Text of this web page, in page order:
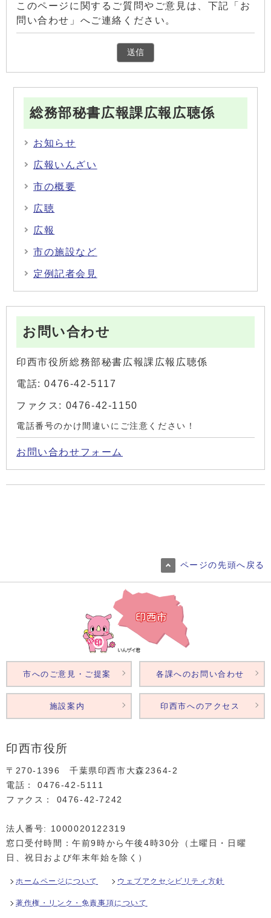
このページに関するご質問やご意見は、下記「お
問い合わせ」へご連絡ください。
総務部秘書広報課広報広聴係
お知らせ
広報いんざい
市の概要
広聴
広報
市の施設など
定例記者会見
お問い合わせ
印西市役所総務部秘書広報課広報広聴係
電話: 0476-42-5117
ファクス: 0476-42-1150
電話番号のかけ間違いにご注意ください！
お問い合わせフォーム
ページの先頭へ戻る
印西市役所
〒270-1396 千葉県印西市大森2364‐2
電話： 0476‐42‐5111
ファクス： 0476‐42‐7242
法人番号: 1000020122319
窓口受付時間：午前9時から午後4時30分（土曜日・日曜
日、祝日および年末年始を除く）
ホームページについて ウェブアクセシビリティ方針
著作権・リンク・免責事項について
市へのご意見・ご提案 各課へのお問い合わせ
施設案内 印西市へのアクセス